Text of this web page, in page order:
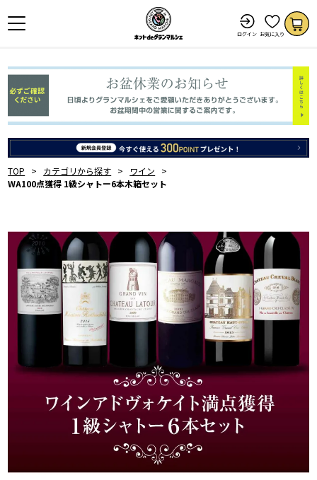
ログイン お気に入り
TOP カテゴリから探す
ワイン
WA100点獲得 1級シャトー6本木箱セット